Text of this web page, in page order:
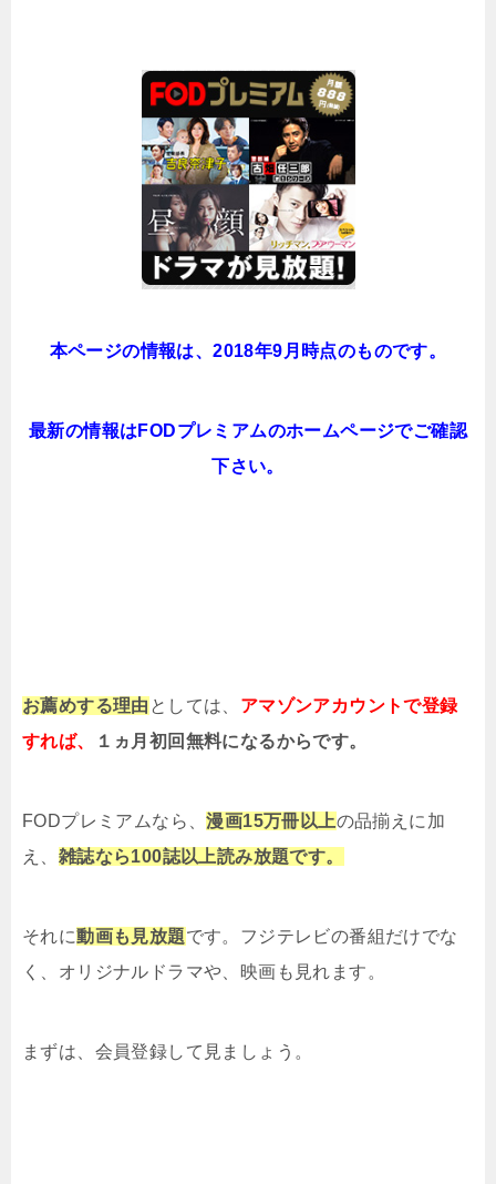
本ページの情報は、2018年9月時点のものです。
最新の情報はFODプレミアムのホームページでご確認
下さい。
お薦めする理由 としては、 アマゾンアカウントで登録
すれば、
１ヵ月初回無料になるからです。
FODプレミアムなら、漫画15万冊以上の品揃えに加
え、 雑誌なら100誌以上読み放題です。
それに動画も見放題です。フジテレビの番組だけでな
く、オリジナルドラマや、映画も見れます。
まずは、会員登録して見ましょう。